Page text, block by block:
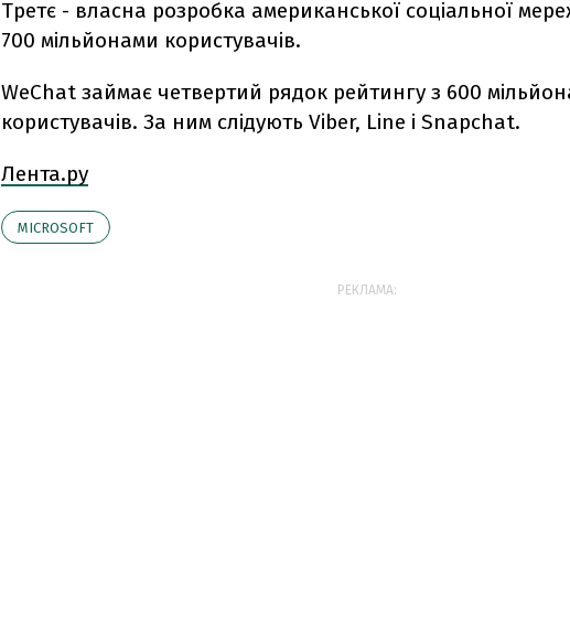
Третє - власна розробка американської соціальної
700 мільйонами користувачів.
WeChat займає четвертий рядок рейтингу з 600
користувачів. За ним слідують Viber, Line і Snapchat.
Лента.ру
MICROSOFT
РЕКЛАМА: